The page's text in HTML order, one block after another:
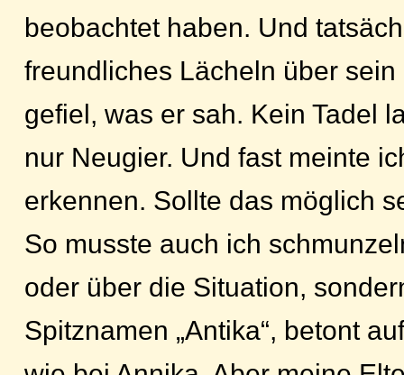
beobachtet haben. Und
freundliches Lächeln über sein
gefiel, was er sah. Kein Tadel
nur Neugier. Und fast meinte
erkennen. Sollte das möglich
So musste auch ich
oder über die Situation,
Spitznamen „Antika“, betont